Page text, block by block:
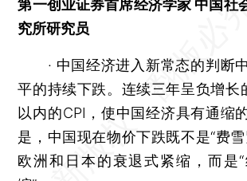
第一创业证券首席经济学家 中国社
究所研究员
· 中国经济进入新常态的判断
平的持续下跌。连续三年呈负增长
以内的CPI，使中国经济具有通缩
是，中国现在物价下跌既不是“费
欧洲和日本的衰退式紧缩，而是